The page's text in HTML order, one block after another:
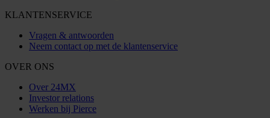
KLANTENSERVICE
Vragen & antwoorden
Neem contact op met de klantenservice
OVER ONS
Over 24MX
Investor relations
Werken bij Pierce